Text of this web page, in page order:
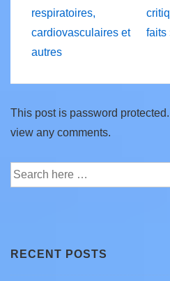
respiratoires,
cardiovasculaires et
autres
faits
This post is password
view any comments.
Search
for:
RECENT POSTS